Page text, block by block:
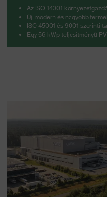
Az ISO 14001
Új, modern és nagyobb
ISO 45001 és 9001 szerinti
Egy 56 kWp teljesítményű